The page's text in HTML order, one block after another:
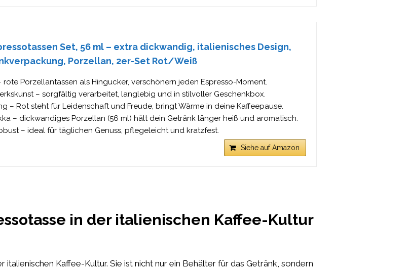
Set, 56 ml – extra dickwandig, italienisches Design,
Porzellan, 2er-Set Rot/Weiß
rote Porzellantassen als Hingucker, verschönern jeden Espresso-Moment.
– sorgfältig verarbeitet, langlebig und in stilvoller Geschenkbox.
– Rot steht für Leidenschaft und Freude, bringt Wärme in deine Kaffeepause.
– dickwandiges Porzellan (56 ml) hält dein Getränk länger heiß und aromatisch.
– ideal für täglichen Genuss, pflegeleicht und kratzfest.
Siehe auf Amazon
in der italienischen Kaffee-Kultur
Kaffee-Kultur. Sie ist nicht nur ein Behälter für das Getränk, sondern